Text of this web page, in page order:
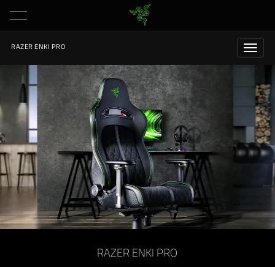
RAZER ENKI PRO
RAZER ENKI PRO